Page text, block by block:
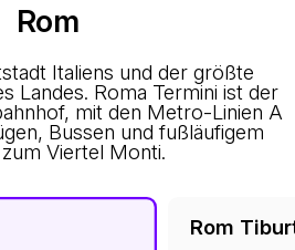
Rom
Italiens und der größte
Landes. Roma Termini ist der
mit den Metro-Linien A
Bussen und fußläufigem
Viertel Monti.
Rom